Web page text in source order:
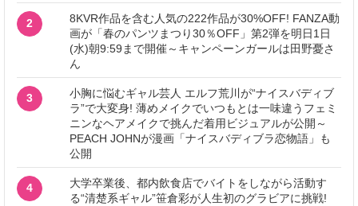
2
8KVR作品を含む人気の222作品が30%OFF! FANZA動
画が「春のパンツまつり30％OFF」第2弾を明日1日
(水)朝9:59まで開催～キャンペーンガールは田野憂さ
ん
3
小胸に悩むギャル芸人 エルフ荒川が“ナイスバディブ
ラ”で大変身! 薄めメイクでいつもとは一味違うフェミ
ニンなヘアメイクで挑んだ着用ビジュアルが公開～
PEACH JOHNが漫画「ナイスバディブラ恋物語」も
公開
4
大学卒業後、都内飲食店でバイトをしながら活動す
る“清楚系ギャル”笹倉彩が人生初のグラビアに挑戦!